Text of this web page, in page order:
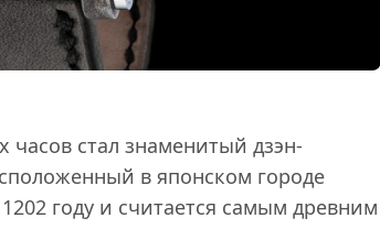
часов стал знаменитый дзэн-
в японском городе
году и считается самым древним